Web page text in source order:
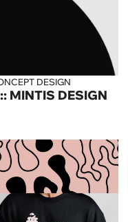
DESIGN
MINTIS DESIGN